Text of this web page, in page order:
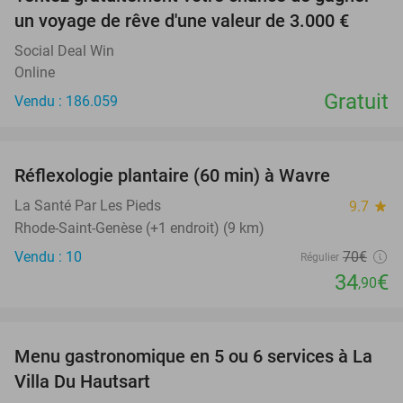
un voyage de rêve d'une valeur de 3.000 €
Social Deal Win
Online
Vendu : 186.059
Gratuit
TODAY
Réflexologie plantaire (60 min) à Wavre
La Santé Par Les Pieds 9.7 star
Rhode-Saint-Genèse (+1 endroit) (9 km)
Vendu : 10
Régulier 70€
34,90€
18%
NEW
TODAY
Menu gastronomique en 5 ou 6 services à La
Villa Du Hautsart